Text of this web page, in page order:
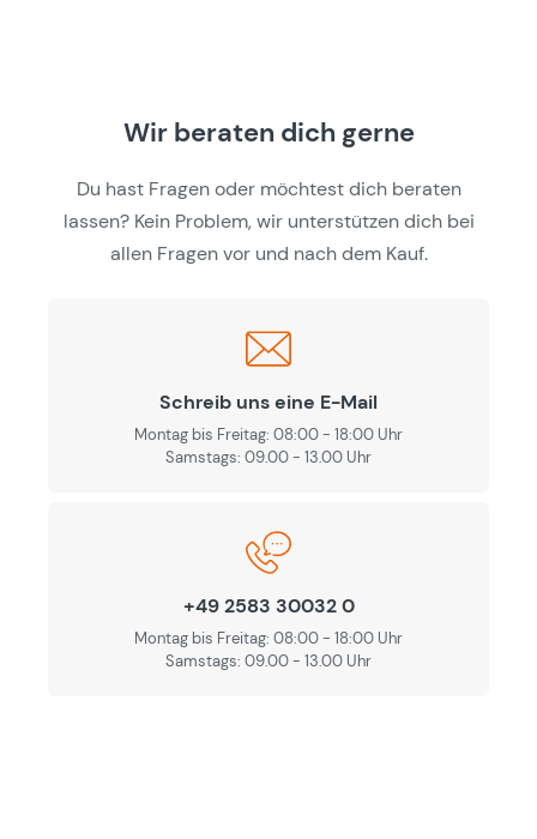
Wir beraten dich gerne
Du hast Fragen oder möchtest dich beraten
lassen? Kein Problem, wir unterstützen dich bei
allen Fragen vor und nach dem Kauf.
Schreib uns eine E-Mail
Montag bis Freitag: 08:00 - 18:00 Uhr
Samstags: 09.00 - 13.00 Uhr
+49 2583 30032 0
Montag bis Freitag: 08:00 - 18:00 Uhr
Samstags: 09.00 - 13.00 Uhr